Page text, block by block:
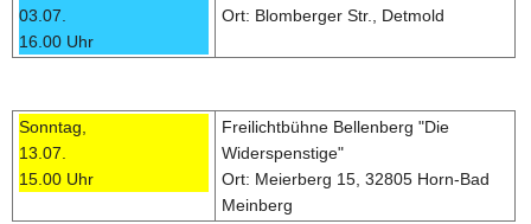
03.07.
16.00 Uhr
Ort: Blomberger Str., Detmold
Sonntag,
13.07.
15.00 Uhr
Freilichtbühne Bellenberg "Die
Widerspenstige"
Ort: Meierberg 15, 32805 Horn-Bad
Meinberg